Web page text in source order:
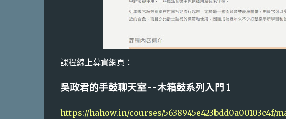
課程線上募資網頁：
吳政君的手鼓聊天室--木箱鼓系列入門 1
https://hahow.in/courses/5638945e423bdd0a00103c4f/